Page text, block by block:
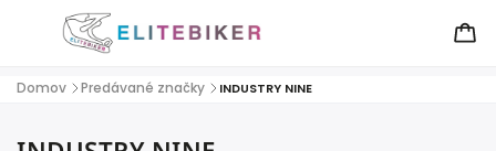
Domov / Predávané značky / INDUSTRY NINE